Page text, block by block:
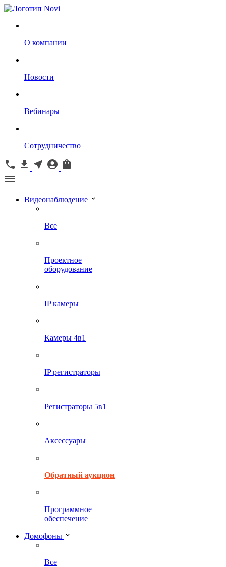
О компании
Новости
Вебинары
Сотрудничество
Видеонаблюдение
Все
Проектное
оборудование
IP камеры
Камеры 4в1
IP регистраторы
Регистраторы 5в1
Аксессуары
Обратный аукцион
Программное
обеспечение
Домофоны
Все